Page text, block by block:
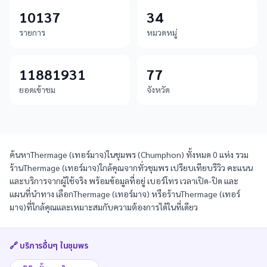
10137
รายการ
34
หมวดหมู่
11881931
ยอดเข้าชม
77
จังหวัด
ค้นหาThermage (เทอร์มาจ)ในชุมพร (Chumphon) ทั้งหมด 0 แห่ง รวม
ร้านThermage (เทอร์มาจ)ใกล้คุณจากทั่วชุมพร เปรียบเทียบรีวิว คะแนน
และบริการจากผู้ใช้จริง พร้อมข้อมูลที่อยู่ เบอร์โทร เวลาเปิด-ปิด และ
แผนที่นำทาง เลือกThermage (เทอร์มาจ) หรือร้านThermage (เทอร์
มาจ)ที่ใกล้คุณและเหมาะสมกับความต้องการได้ในที่เดียว
🔗 บริการอื่นๆ ในชุมพร